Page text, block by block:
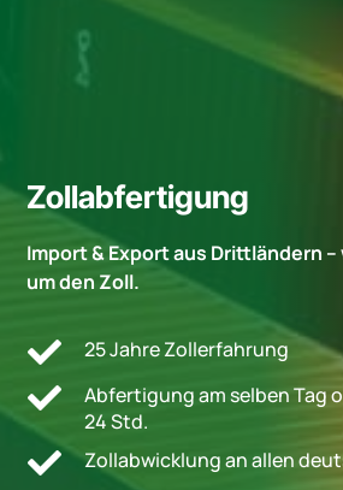
Zollabfertigung
Import & Export aus Drittländern
um den Zoll.
 25 Jahre Zollerfahrung

Abfertigung am selben Tag
24 Std.
 Zollabwicklung an allen